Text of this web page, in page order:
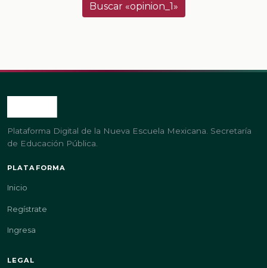
Buscar «opinion_1»
Plataforma Digital de la Nueva Escuela Mexicana. Secretaría
de Educación Pública.
PLATAFORMA
Inicio
Regístrate
Ingresa
LEGAL